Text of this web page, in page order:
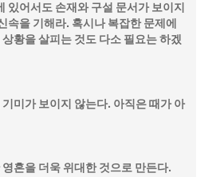
있어서도 손재와 구설 문서가 보이지
속을 기해라. 혹시나 복잡한 문제에
황을 살피는 것도 다소 필요는 하겠
미가 보이지 않는다. 아직은 때가 아
혼을 더욱 위대한 것으로 만든다.